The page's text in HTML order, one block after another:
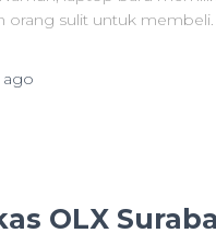
orang sulit untuk membeli.
OLX